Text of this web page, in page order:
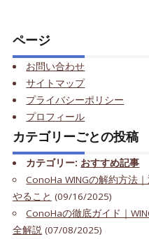
ページ
お問い合わせ
サイトマップ
プライバシーポリシー
プロフィール
カテゴリーごとの投稿
カテゴリー: おすすめ記事
ConoHa WINGの解約方法
やること (09/16/2025)
ConoHaの徹底ガイド｜
全解説 (07/08/2025)